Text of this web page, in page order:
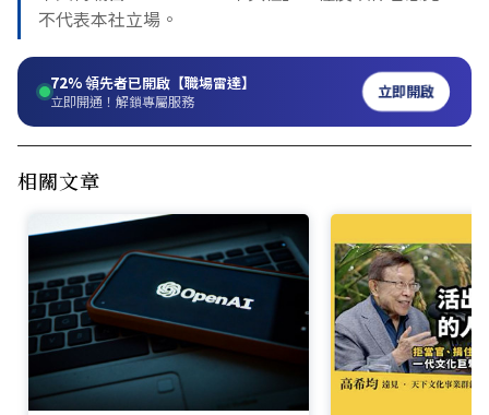
不代表本社立場。
72%領先者已開啟【職場雷達】
立即開通！解鎖專屬服務 立即開啟
相關文章